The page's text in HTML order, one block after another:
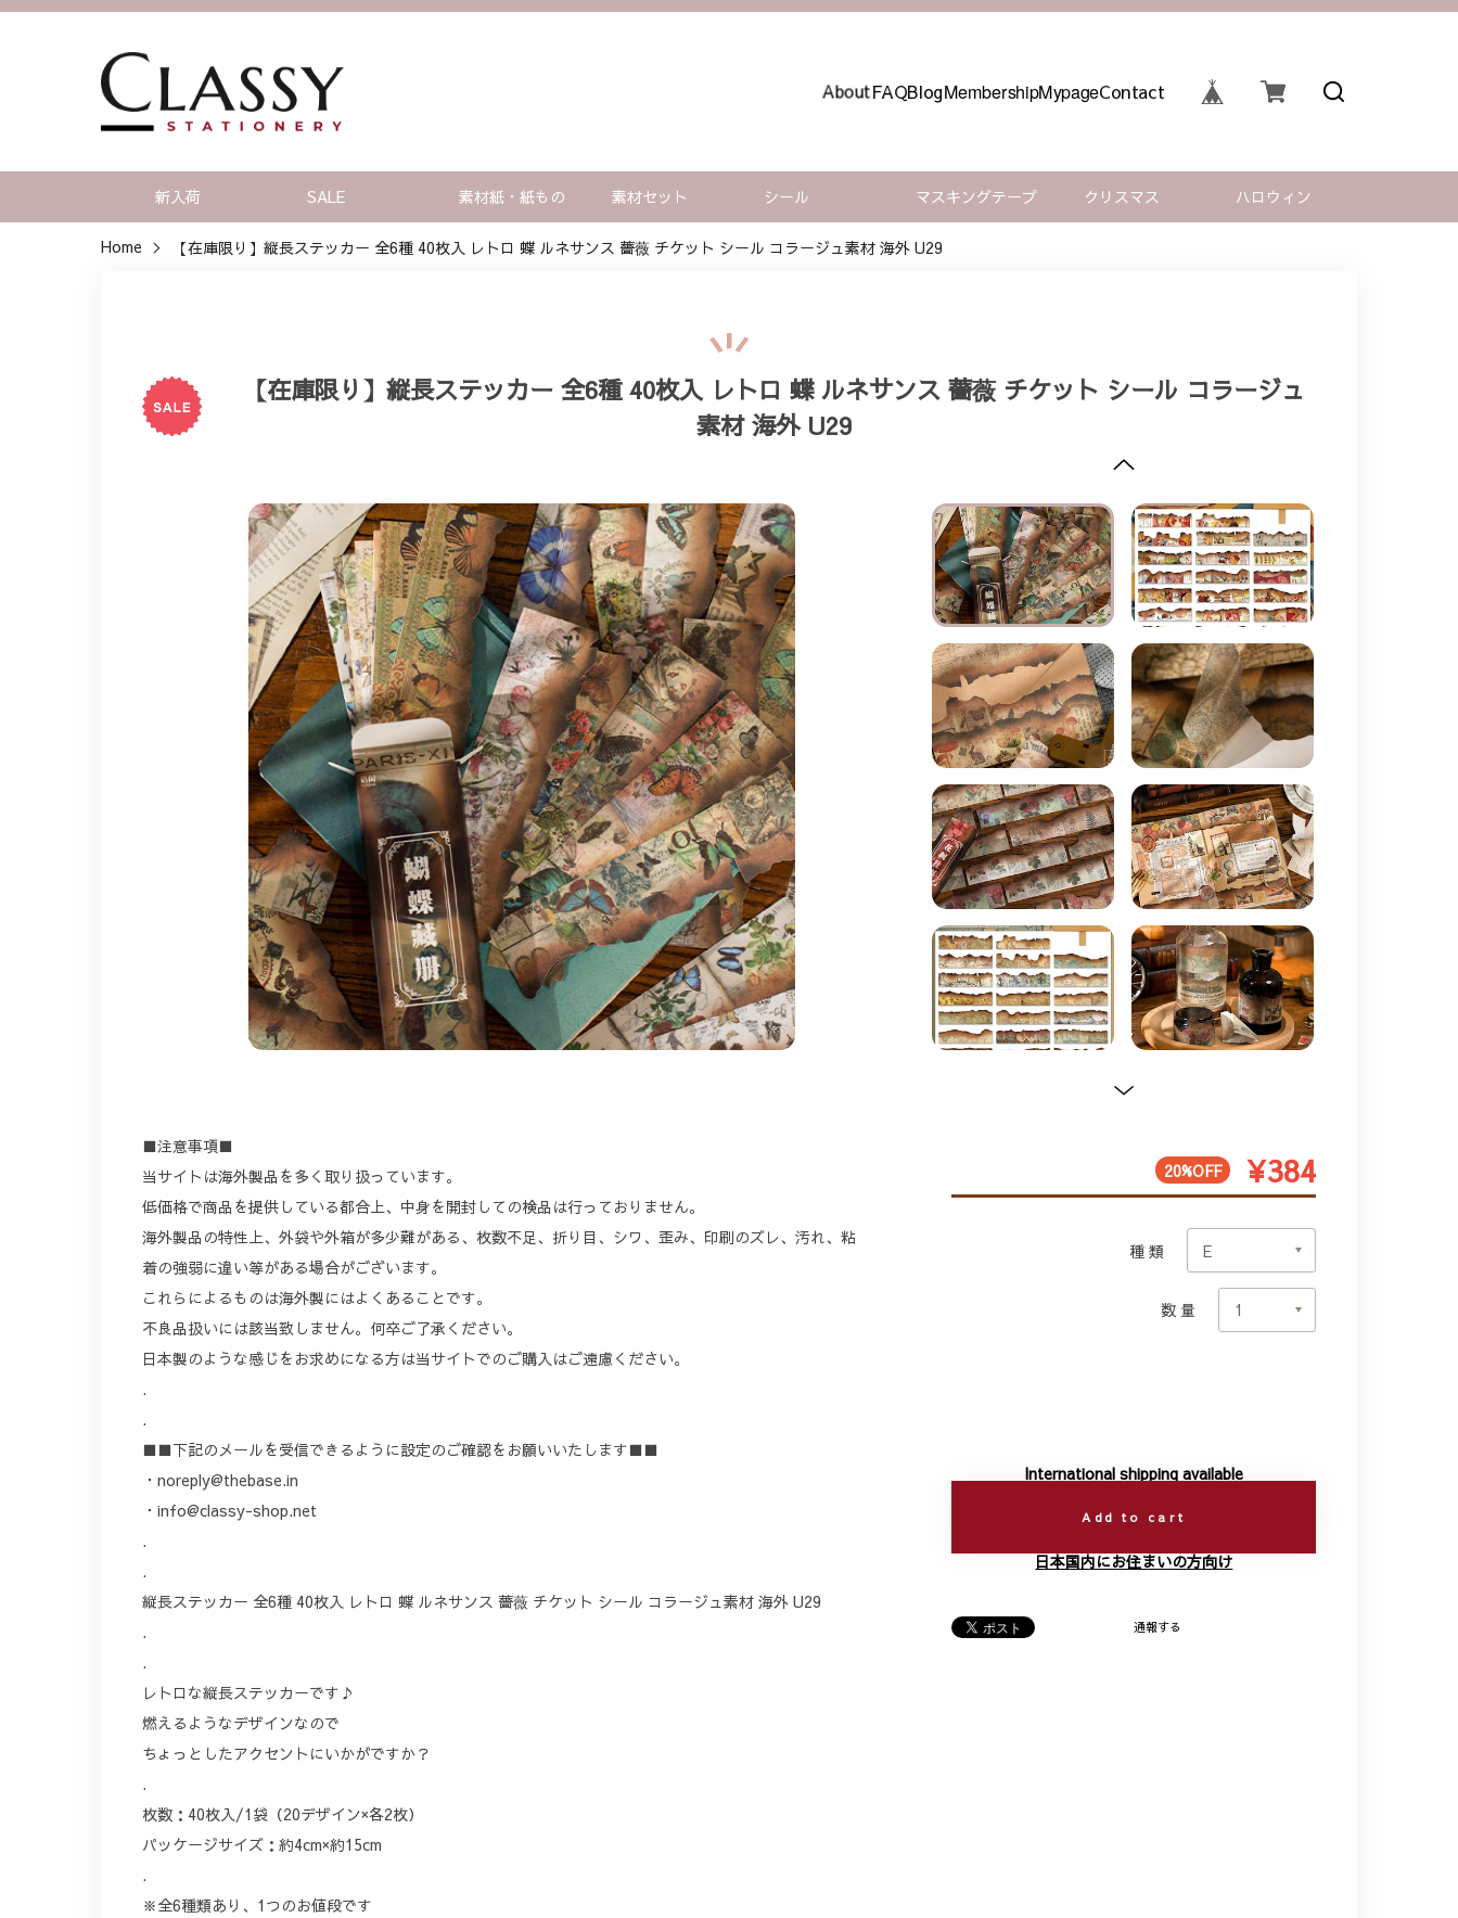
AboutFAQBlogMembershipMypageContact
新入荷 SALE 素材紙・紙もの 素材セット シール マスキングテープ クリスマス ハロウィン
Home 【在庫限り】縦長ステッカー 全6種 40枚入 レトロ 蝶 ルネサンス 薔薇 チケット シール コラージュ素材 海外 U29
【在庫限り】縦長ステッカー 全6種 40枚入 レトロ 蝶 ルネサンス 薔薇 チケット シール コラージュ
素材 海外 U29
■注意事項■
当サイトは海外製品を多く取り扱っています。
低価格で商品を提供している都合上、中身を開封しての検品は行っておりません。
海外製品の特性上、外袋や外箱が多少難がある、枚数不足、折り目、シワ、歪み、印刷のズレ、汚れ、粘
着の強弱に違い等がある場合がございます。
これらによるものは海外製にはよくあることです。
不良品扱いには該当致しません。何卒ご了承ください。
日本製のような感じをお求めになる方は当サイトでのご購入はご遠慮ください。
.
.
■■下記のメールを受信できるように設定のご確認をお願いいたします■■
・ noreply@thebase.in
・ info@classy-shop.net
.
.
縦長ステッカー 全6種 40枚入 レトロ 蝶 ルネサンス 薔薇 チケット シール コラージュ素材 海外 U29
.
.
レトロな縦長ステッカーです♪
燃えるようなデザインなので
ちょっとしたアクセントにいかがですか？
.
枚数：40枚入/1袋（20デザイン×各2枚）
パッケージサイズ：約4cm×約15cm
.
※全6種類あり、1つのお値段です
20%OFF ¥384
種類
数量
International shipping available
Add to cart
日本国内にお住まいの方向け
通報する